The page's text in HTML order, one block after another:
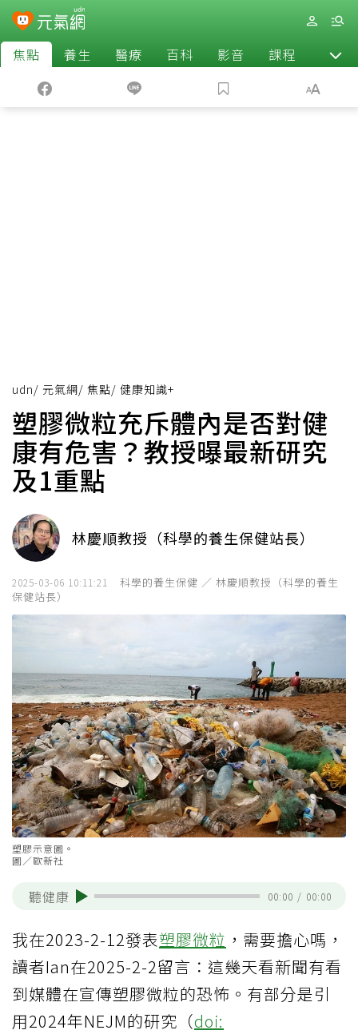
焦點 養生 醫療 百科 影音 課程 退休
udn/ 元氣網/ 焦點/ 健康知識+
塑膠微粒充斥體內是否對健
康有危害？教授曝最新研究
及1重點
林慶順教授（科學的養生保健站長）
2025-03-06 10:11:21
科學的養生保健 ／ 林慶順教授（科學的養生
保健站長）
塑膠示意圖。
圖／歐新社
聽健康 00:00 / 00:00
我在2023-2-12發表塑膠微粒 ，需要擔心嗎，
讀者Ian在2025-2-2留言：這幾天看新聞有看
到媒體在宣傳塑膠微粒的恐怖。有部分是引
用2024年NEJM的研究（doi: